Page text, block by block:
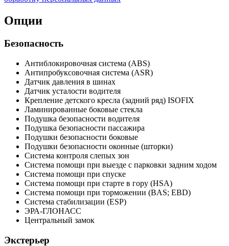
Опции
Безопасность
Антиблокировочная система (ABS)
Антипробуксовочная система (ASR)
Датчик давления в шинах
Датчик усталости водителя
Крепление детского кресла (задний ряд) ISOFIX
Ламинированные боковые стекла
Подушка безопасности водителя
Подушка безопасности пассажира
Подушки безопасности боковые
Подушки безопасности оконные (шторки)
Система контроля слепых зон
Система помощи при выезде с парковки задним ходом
Система помощи при спуске
Система помощи при старте в гору (HSA)
Система помощи при торможении (BAS; EBD)
Система стабилизации (ESP)
ЭРА-ГЛОНАСС
Центральный замок
Экстерьер